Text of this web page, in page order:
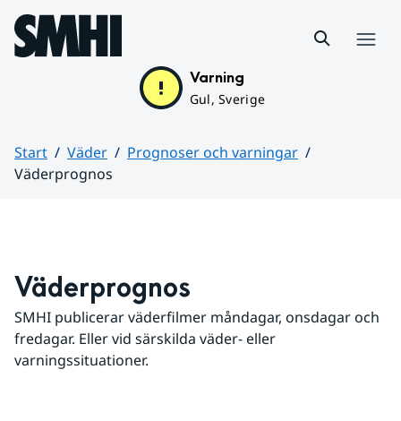
Hoppa till sidans innehåll
Varning
Gul, Sverige
Start Väder
Prognoser och varningar
Väderprognos
Väderprognos
SMHI publicerar väderfilmer måndagar, onsdagar och
fredagar. Eller vid särskilda väder- eller
varningssituationer.